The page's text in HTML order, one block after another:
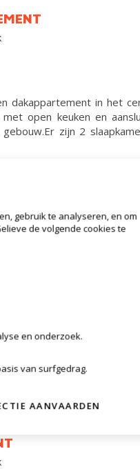
dakappartement in het
open keuken en
zijn 2
materialen en
Ruime inkomhal
gebruik te analyseren, en om
de volgende cookies te
en onderzoek.
van surfgedrag.
AANVAARDEN